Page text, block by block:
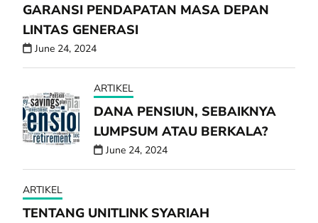
GARANSI PENDAPATAN MASA DEPAN
LINTAS GENERASI
June 24, 2024
ARTIKEL
DANA PENSIUN, SEBAIKNYA
LUMPSUM ATAU BERKALA?
June 24, 2024
ARTIKEL
TENTANG UNITLINK SYARIAH